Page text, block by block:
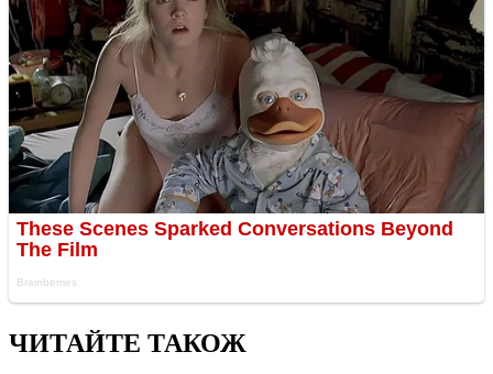
ЧИТАЙТЕ ТАКОЖ